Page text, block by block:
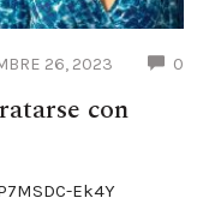
26, 2023 0
con
Ek4Y